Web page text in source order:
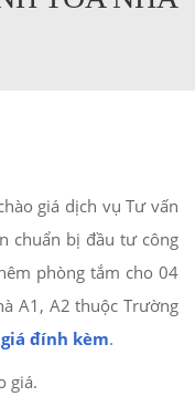
giá dịch vụ Tư vấn
chuẩn bị đầu tư công
phòng tắm cho 04
A1, A2 thuộc Trường
đính kèm.
giá.